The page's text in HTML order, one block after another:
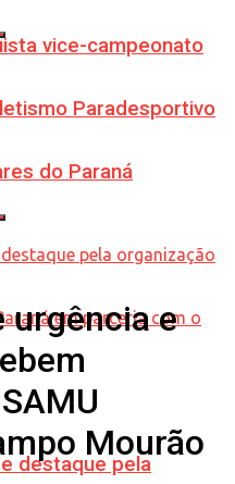
vice-campeonato
Paradesportivo
do Paraná
destaque pela
urgência e
Mourão